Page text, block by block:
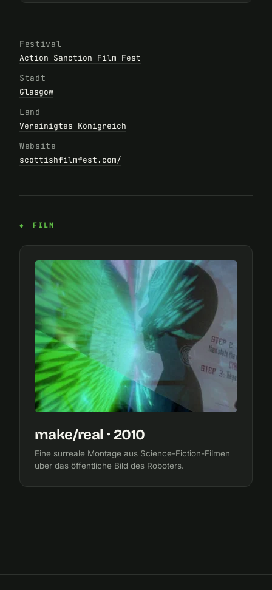
Festival
Action Sanction Film Fest
Stadt
Glasgow
Land
Vereinigtes Königreich
Website
scottishfilmfest.com/
FILM
make/real · 2010
Eine surreale Montage aus Science-Fiction-Filmen
über das öffentliche Bild des Roboters.